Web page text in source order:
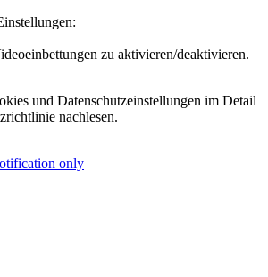
zu aktivieren/deaktivieren.
und Datenschutzeinstellungen im Detail
nachlesen.
only